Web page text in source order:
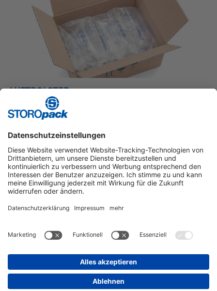
LUFTPOLSTER
Effektive Schutzverpackung mit geringem Eigengewicht.
Instagram LinkedIn Vimeo
YouTube Glassdoor
Kununu
IMPRESSUM
ALLGEMEINE GESCHÄFTS­BEDINGUNGEN